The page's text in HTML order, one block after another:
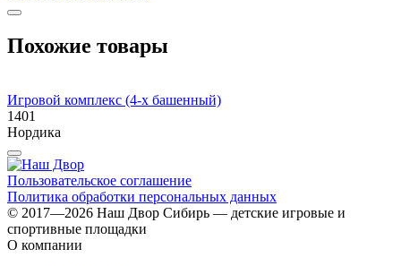
Похожие товары
Игровой комплекс (4-х башенный)
1401
Нордика
Пользовательское соглашение
Политика обработки персональных данных
© 2017—2026 Наш Двор Сибирь — детские игровые и
спортивные площадки
О компании